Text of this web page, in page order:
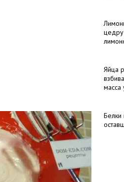
Яйца
масса
Белки